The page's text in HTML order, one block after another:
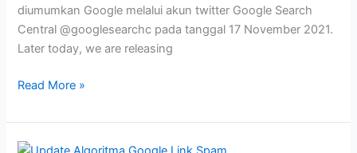
diumumkan Google melalui akun twitter Google Search
Central @googlesearchc pada tanggal 17 November 2021.
Later today, we are releasing
Update
Google
November
Read More »